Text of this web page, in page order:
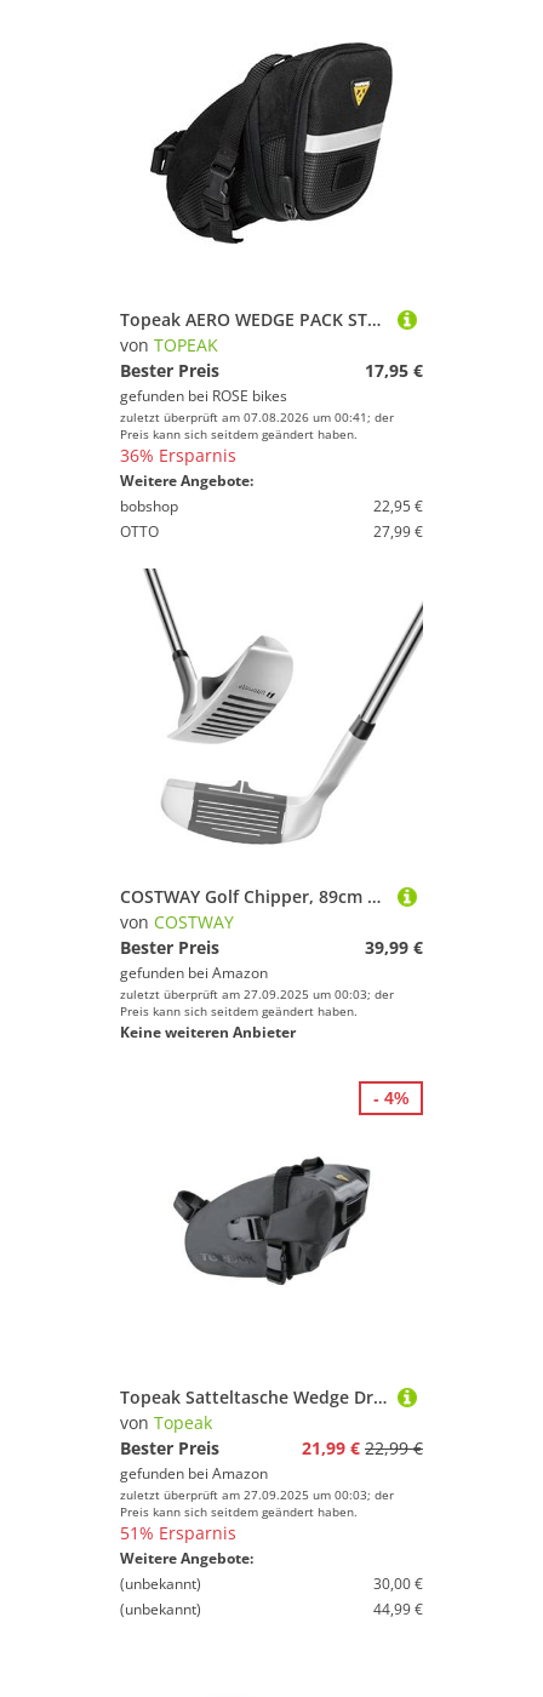
Topeak AERO WEDGE PACK STRAP MEDIUM Satteltasche
von TOPEAK
Bester Preis
17,95 €
gefunden bei ROSE bikes
zuletzt überprüft am 07.08.2026 um 00:41; der
Preis kann sich seitdem geändert haben.
36% Ersparnis
Weitere Angebote:
bobshop
22,95 €
OTTO
27,99 €
COSTWAY Golf Chipper, 89cm Golfschläger mit Edelstahlkopf & Rutschfester Griff für Rechtshänder, Pitching Wedge 36 Grad für Damen Herren
von COSTWAY
Bester Preis
39,99 €
gefunden bei Amazon
zuletzt überprüft am 27.09.2025 um 00:03; der
Preis kann sich seitdem geändert haben.
Keine weiteren Anbieter
Topeak Satteltasche Wedge DryBag Strap Mount, Black, Small
von Topeak
Bester Preis
21,99 € 22,99 €
gefunden bei Amazon
zuletzt überprüft am 27.09.2025 um 00:03; der
Preis kann sich seitdem geändert haben.
51% Ersparnis
Weitere Angebote:
(unbekannt)
30,00 €
(unbekannt)
44,99 €
- 4%